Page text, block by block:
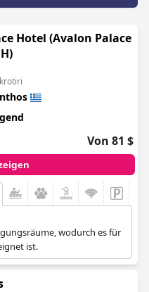
Hotel (Avalon Palace
Von 81 $
wodurch es für
ist.